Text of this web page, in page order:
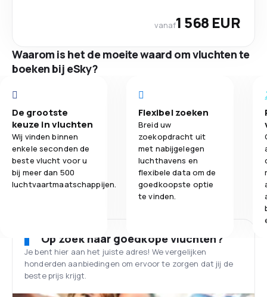
vanaf1 568 EUR
Waarom is het de moeite waard om vluchten te
boeken bij eSky?
De grootste
keuze in vluchten
Wij vinden binnen
enkele seconden de
beste vlucht voor u
bij meer dan 500
luchtvaartmaatschappijen.
Flexibel zoeken
Breid uw
zoekopdracht uit
met nabijgelegen
luchthavens en
flexibele data om de
goedkoopste optie
te vinden.
Op zoek naar goedkope vluchten?
Je bent hier aan het juiste adres! We vergelijken
honderden aanbiedingen om ervoor te zorgen dat jij de
beste prijs krijgt.